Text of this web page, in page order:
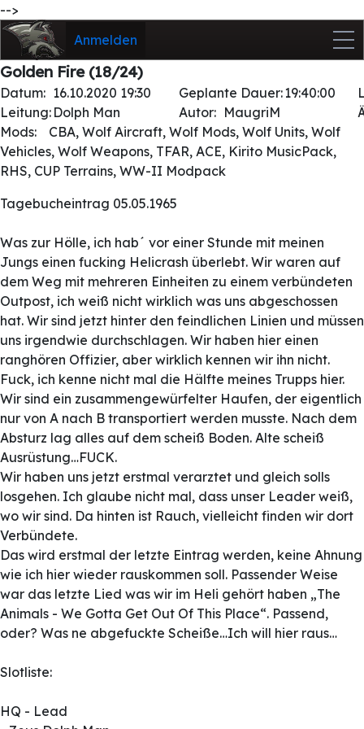
-->
Anmelden
Golden Fire (18/24)
Datum: 16.10.2020 19:30 Geplante Dauer:19:40:00
Leitung: Dolph Man Autor: MaugriM
Mods:
CBA, Wolf Aircraft, Wolf Mods, Wolf Units, Wolf
Vehicles, Wolf Weapons, TFAR, ACE, Kirito MusicPack,
RHS, CUP Terrains, WW-II Modpack
Tagebucheintrag 05.05.1965
Was zur Hölle, ich hab´ vor einer Stunde mit meinen
Jungs einen fucking Helicrash überlebt. Wir waren auf
dem Weg mit mehreren Einheiten zu einem verbündeten
Outpost, ich weiß nicht wirklich was uns abgeschossen
hat. Wir sind jetzt hinter den feindlichen Linien und müssen
uns irgendwie durchschlagen. Wir haben hier einen
ranghören Offizier, aber wirklich kennen wir ihn nicht.
Fuck, ich kenne nicht mal die Hälfte meines Trupps hier.
Wir sind ein zusammengewürfelter Haufen, der eigentlich
nur von A nach B transportiert werden musste. Nach dem
Absturz lag alles auf dem scheiß Boden. Alte scheiß
Ausrüstung…FUCK.
Wir haben uns jetzt erstmal verarztet und gleich solls
losgehen. Ich glaube nicht mal, dass unser Leader weiß,
wo wir sind. Da hinten ist Rauch, vielleicht finden wir dort
Verbündete.
Das wird erstmal der letzte Eintrag werden, keine Ahnung
wie ich hier wieder rauskommen soll. Passender Weise
war das letzte Lied was wir im Heli gehört haben „The
Animals - We Gotta Get Out Of This Place“. Passend,
oder? Was ne abgefuckte Scheiße…Ich will hier raus…
Slotliste:
HQ - Lead